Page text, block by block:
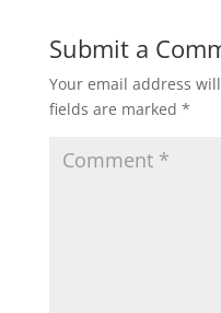
Submit a
Your email address
fields are marked *